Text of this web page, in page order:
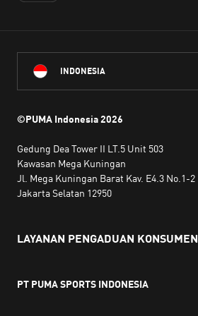
INDONESIA
©PUMA Indonesia2026
Gedung Dea Tower II LT.5 Unit 503
Kawasan Mega Kuningan
Jl. Mega Kuningan Barat Kav. E4.3 No.1-2
Jakarta Selatan 12950
LAYANAN PENGADUAN KONSUMEN
PT PUMA SPORTS INDONESIA